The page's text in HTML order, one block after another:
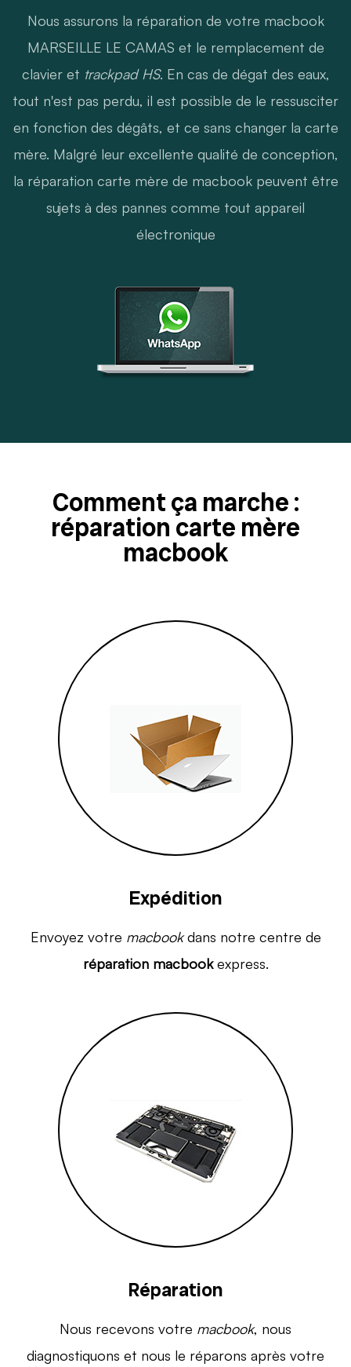
Nous assurons la réparation de votre macbook
MARSEILLE LE CAMAS et le remplacement de
clavier et trackpad HS. En cas de dégat des eaux,
tout n'est pas perdu, il est possible de le ressusciter
en fonction des dégâts, et ce sans changer la carte
mère. Malgré leur excellente qualité de conception,
la réparation carte mère de macbook peuvent être
sujets à des pannes comme tout appareil
électronique
Comment ça marche :
réparation carte mère
macbook
Expédition
Envoyez votre macbookdans notre centre de
réparation macbookexpress.
Réparation
Nous recevons votre macbook, nous
diagnostiquons et nous le réparons après votre